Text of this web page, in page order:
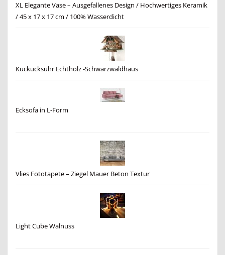
XL Elegante Vase – Ausgefallenes Design / Hochwertiges Keramik
/ 45 x 17 x 17 cm / 100% Wasserdicht
Kuckucksuhr Echtholz -Schwarzwaldhaus
Ecksofa in L-Form
Vlies Fototapete – Ziegel Mauer Beton Textur
Light Cube Walnuss